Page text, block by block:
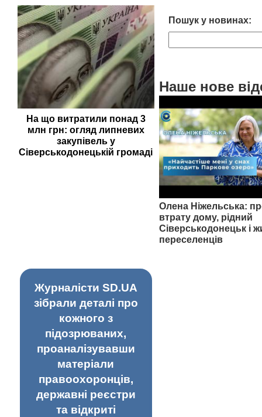
На що витратили понад 3
млн грн: огляд липневих
закупівель у
Сіверськодонецькій громаді
Пошук у новинах:
Наше нове
Олена Ніжельська:
втрату дому, рідний
Сіверськодонецьк і
переселенців
Журналісти SD.UA
зібрали деталі про
кожного з
підозрюваних,
проаналізувавши
матеріали
правоохоронців,
державні реєстри
та відкриті